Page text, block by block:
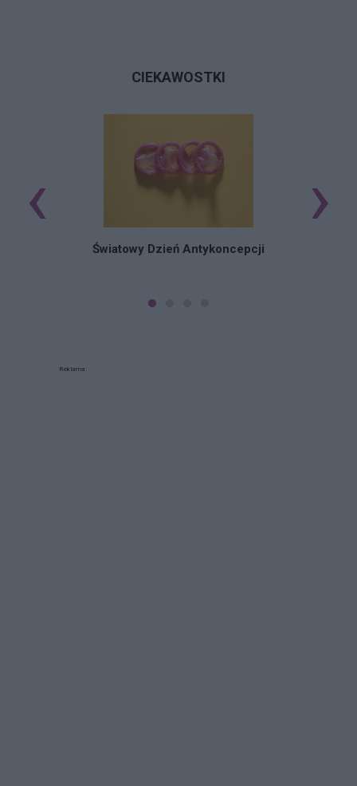
CIEKAWOSTKI
Światowy Dzień Antykoncepcji
‹ ›
Reklama: